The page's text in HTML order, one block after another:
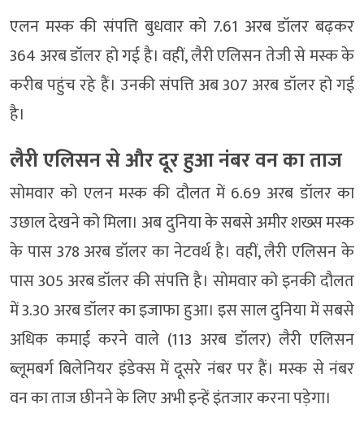
एलन मस्क की संपत्ति बुधवार को 7.61 अरब डॉलर बढ़कर
364 अरब डॉलर हो गई है। वहीं, लैरी एलिसन तेजी से मस्क के
करीब पहुंच रहे हैं। उनकी संपत्ति अब 307 अरब डॉलर हो गई
है।
लैरी एलिसन से और दूर हुआ नंबर वन का ताज
सोमवार को एलन मस्क की दौलत में 6.69 अरब डॉलर का
उछाल देखने को मिला। अब दुनिया के सबसे अमीर शख्स मस्क
के पास 378 अरब डॉलर का नेटवर्थ है। वहीं, लैरी एलिसन के
पास 305 अरब डॉलर की संपत्ति है। सोमवार को इनकी दौलत
में 3.30 अरब डॉलर का इजाफा हुआ। इस साल दुनिया में सबसे
अधिक कमाई करने वाले (113 अरब डॉलर) लैरी एलिसन
ब्लूमबर्ग बिलेनियर इंडेक्स में दूसरे नंबर पर हैं। मस्क से नंबर
वन का ताज छीनने के लिए अभी इन्हें इंतजार करना पड़ेगा।